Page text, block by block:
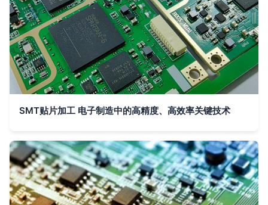
SMT贴片加工 电子制造中的高精度、高效率关键技术